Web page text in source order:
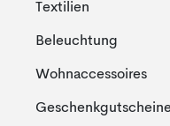
Textilien
Beleuchtung
Wohnaccessoires